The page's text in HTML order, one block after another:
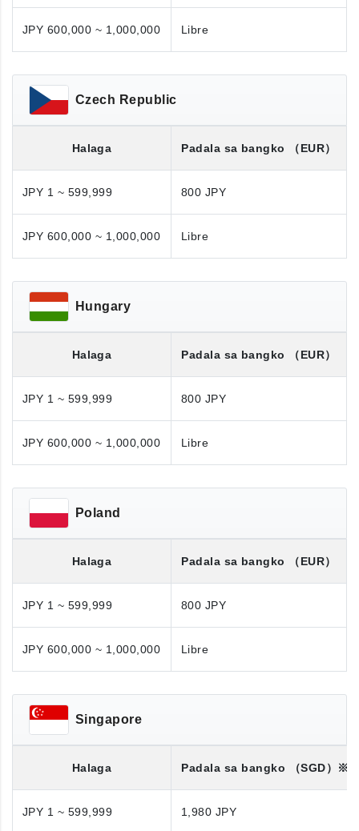
JPY 600,000 ~ 1,000,000 Libre
Czech Republic
Halaga Padala sa bangko （EUR）
JPY 1 ~ 599,999 800 JPY
JPY 600,000 ~ 1,000,000 Libre
Hungary
Halaga Padala sa bangko （EUR）
JPY 1 ~ 599,999 800 JPY
JPY 600,000 ~ 1,000,000 Libre
Poland
Halaga Padala sa bangko （EUR）
JPY 1 ~ 599,999 800 JPY
JPY 600,000 ~ 1,000,000 Libre
Singapore
Halaga Padala sa bangko （SGD）※
JPY 1 ~ 599,999 1,980 JPY